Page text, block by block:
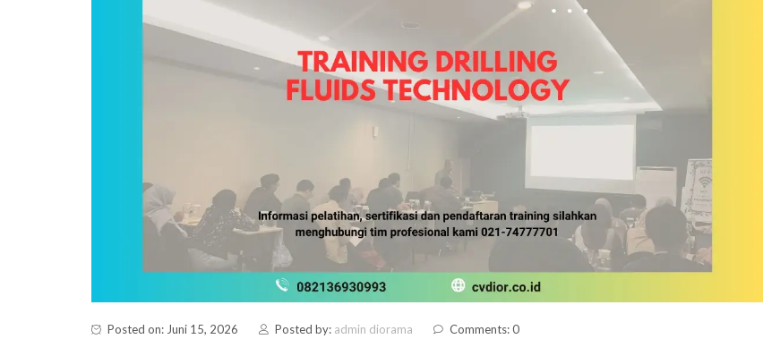
Posted on: Juni 15, 2026 Posted by: admin diorama Comments: 0